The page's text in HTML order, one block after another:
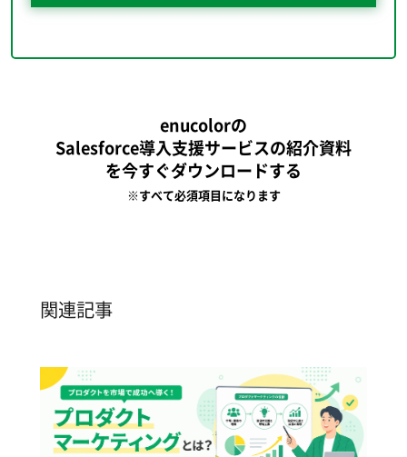
enucolorの
Salesforce導入支援サービスの紹介資料
を今すぐダウンロードする
※すべて必須項目になります
関連記事